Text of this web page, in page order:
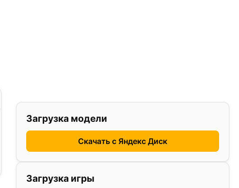
Загрузка модели
Скачать с Яндекс Диск
Загрузка игры